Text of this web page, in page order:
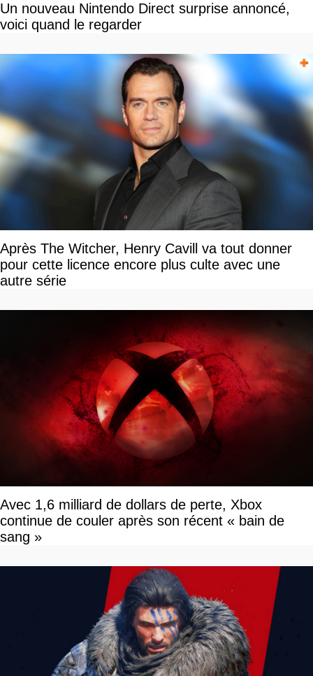
Un nouveau Nintendo Direct surprise annoncé,
voici quand le regarder
Après The Witcher, Henry Cavill va tout donner
pour cette licence encore plus culte avec une
autre série
Avec 1,6 milliard de dollars de perte, Xbox
continue de couler après son récent « bain de
sang »